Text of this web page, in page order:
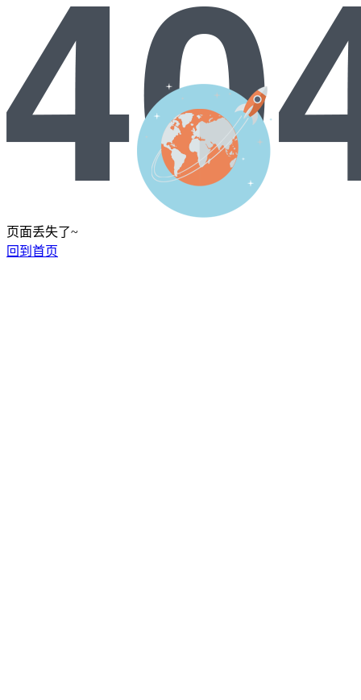
页面丢失了~
回到首页